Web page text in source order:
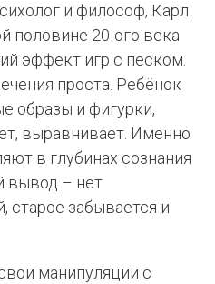
и философ, Карл
половине 20-ого века
эффект игр с песком.
проста. Ребёнок
образы и фигурки,
выравнивает. Именно
в глубинах сознания
вывод – нет
старое забывается и
манипуляции с